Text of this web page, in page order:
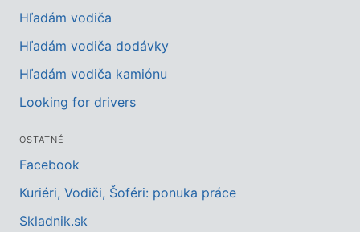
Hľadám vodiča
Hľadám vodiča dodávky
Hľadám vodiča kamiónu
Looking for drivers
OSTATNÉ
Facebook
Kuriéri, Vodiči, Šoféri: ponuka práce
Skladnik.sk